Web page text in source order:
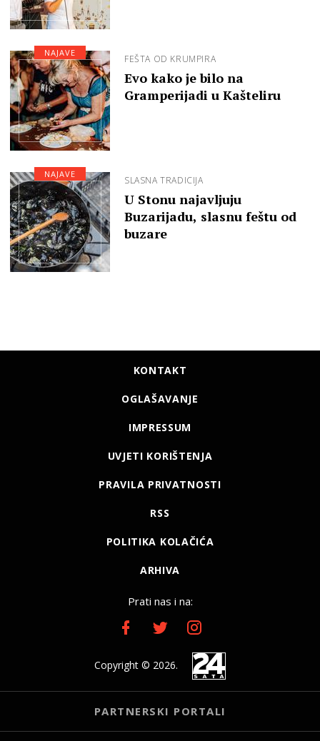
FEŠTA OD KRUMPIRA
Evo kako je bilo na
Gramperijadi u Kašteliru
NAJAVE
SLASNA TRADICIJA
U Stonu najavljuju
Buzarijadu, slasnu feštu od
buzare
NAJAVE
KONTAKT
OGLAŠAVANJE
IMPRESSUM
UVJETI KORIŠTENJA
PRAVILA PRIVATNOSTI
RSS
POLITIKA KOLAČIĆA
ARHIVA
Prati nas i na:
Copyright © 2026.
PARTNERSKI PORTALI